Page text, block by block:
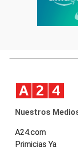
Nuestros
A24.com
Primicias Ya